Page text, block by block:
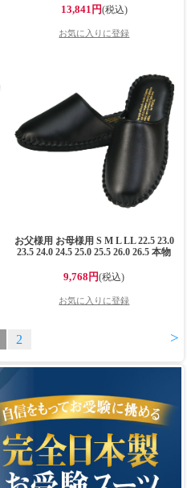
ブラウン ※メーカーお取り寄せ品※
13,841円(税込)
お父様用 お母様用 S M L LL 22.5 23.0
23.5 24.0 24.5 25.0 25.5 26.0 26.5 本物
テア)製 高級スリッパ ブラック キャ
メル ダークブラウン ※メーカーお取
り寄せ品※
9,768円(税込)
>
2